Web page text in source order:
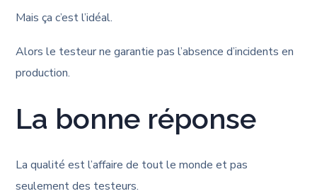
Mais ça c’est l’idéal.
Alors le testeur ne garantie pas l’absence d’incidents en
production.
La bonne réponse
La qualité est l’affaire de tout le monde et pas
seulement des testeurs.